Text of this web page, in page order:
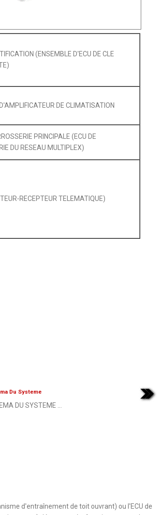
(ENSEMBLE D'ECU DE CLE
DE CLIMATISATION
PRINCIPALE (ECU DE
DU RESEAU MULTIPLEX)
RECEPTEUR TELEMATIQUE)
Du Systeme
DU SYSTEME ...
d'entraînement de toit ouvrant) ou l'ECU de